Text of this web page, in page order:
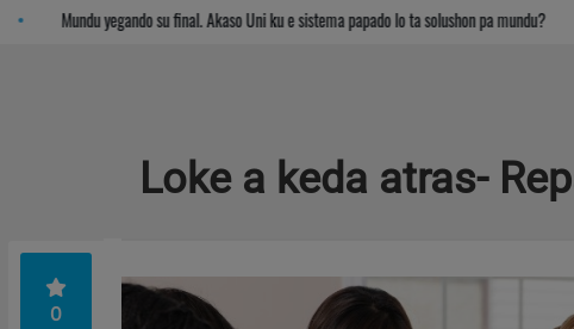
Mundu yegando su final. Akaso Uni ku e sistema papado lo ta solushon pa mundu?
Loke a keda atras-
0